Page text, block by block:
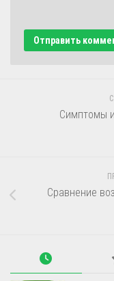
Симптомы
Сравнение